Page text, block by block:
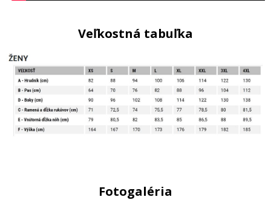
Veľkostná tabuľka
Fotogaléria